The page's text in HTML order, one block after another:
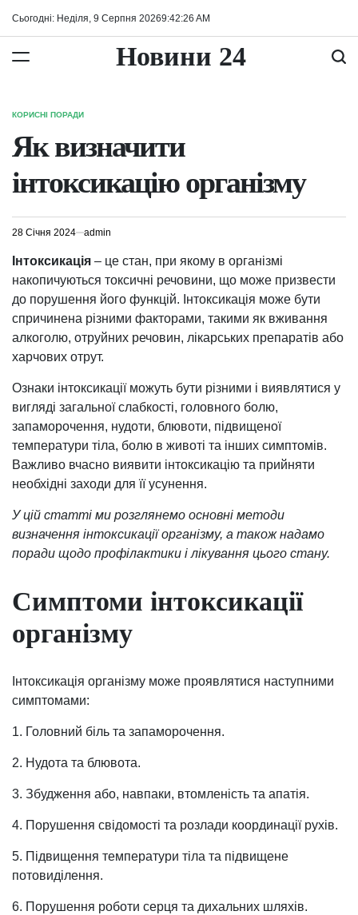
Сьогодні: Неділя, 9 Серпня 20269:42:27 AM
Новини 24
ОПУБЛІКУВАТИ
КОРИСНІ ПОРАДИ
Як визначити
інтоксикацію організму
28 Січня 2024 admin
Інтоксикація – це стан, при якому в організмі
накопичуються токсичні речовини, що може призвести
до порушення його функцій. Інтоксикація може бути
спричинена різними факторами, такими як вживання
алкоголю, отруйних речовин, лікарських препаратів або
харчових отрут.
Ознаки інтоксикації можуть бути різними і виявлятися у
вигляді загальної слабкості, головного болю,
запаморочення, нудоти, блювоти, підвищеної
температури тіла, болю в животі та інших симптомів.
Важливо вчасно виявити інтоксикацію та прийняти
необхідні заходи для її усунення.
У цій статті ми розглянемо основні методи
визначення інтоксикації організму, а також надамо
поради щодо профілактики і лікування цього стану.
Симптоми інтоксикації
організму
Інтоксикація організму може проявлятися наступними
симптомами:
1. Головний біль та запаморочення.
2. Нудота та блювота.
3. Збудження або, навпаки, втомленість та апатія.
4. Порушення свідомості та розлади координації рухів.
5. Підвищення температури тіла та підвищене
потовиділення.
6. Порушення роботи серця та дихальних шляхів.